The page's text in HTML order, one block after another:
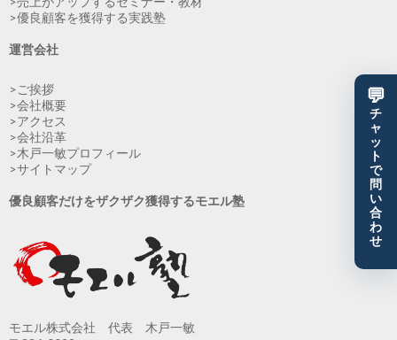
>優良顧客を獲得する実践塾
運営会社
>ご挨拶
>会社概要
>アクセス
>会社沿革
>木戸一敏プロフィール
>サイトマップ
優良顧客だけをザクザク獲得するモエル塾
モエル株式会社 代表 木戸一敏
💬
チ
ャ
ッ
ト
で
問
い
合
わ
せ